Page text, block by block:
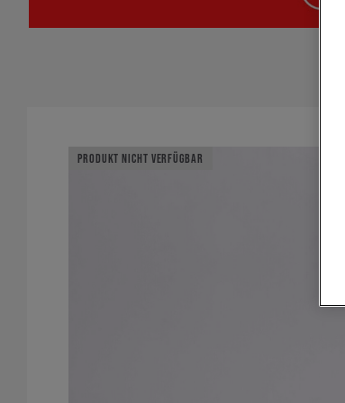
PRODUKT NICHT VERFÜGBAR